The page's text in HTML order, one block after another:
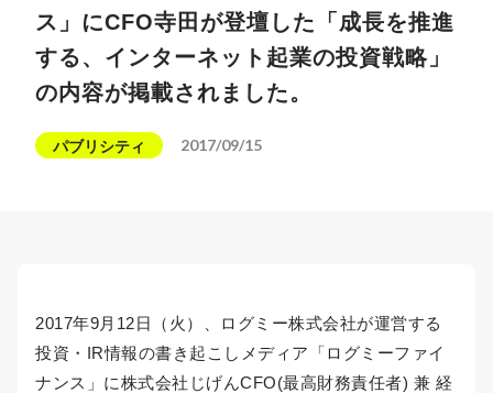
ス」にCFO寺田が登壇した「成長を推進
する、インターネット起業の投資戦略」
の内容が掲載されました。
パブリシティ 2017/09/15
2017年9月12日（火）、ログミー株式会社が運営する
投資・IR情報の書き起こしメディア「ログミーファイ
ナンス」に株式会社じげんCFO(最高財務責任者) 兼 経